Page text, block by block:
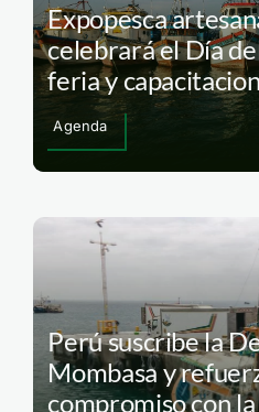
Expopesca
celebrará el Día
feria y
Agenda
Perú suscribe la
Mombasa y
compromiso con